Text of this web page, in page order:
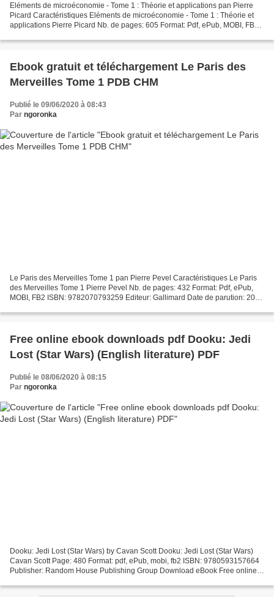
Eléments de microéconomie - Tome 1 : Théorie et applications pan Pierre
Picard Caractéristiques Eléments de microéconomie - Tome 1 : Théorie et
applications Pierre Picard Nb. de pages: 605 Format: Pdf, ePub, MOBI, FB2
Ebook gratuit et téléchargement Le Paris des
Merveilles Tome 1 PDB CHM
Publié le 09/06/2020 à 08:43
Par ngoronka
Le Paris des Merveilles Tome 1 pan Pierre Pevel Caractéristiques Le Paris
des Merveilles Tome 1 Pierre Pevel Nb. de pages: 432 Format: Pdf, ePub,
MOBI, FB2 ISBN: 9782070793259 Editeur: Gallimard Date de parution: 2017
Free online ebook downloads pdf Dooku: Jedi
Lost (Star Wars) (English literature) PDF
Publié le 08/06/2020 à 08:15
Par ngoronka
Dooku: Jedi Lost (Star Wars) by Cavan Scott Dooku: Jedi Lost (Star Wars)
Cavan Scott Page: 480 Format: pdf, ePub, mobi, fb2 ISBN: 9780593157664
Publisher: Random House Publishing Group Download eBook Free online